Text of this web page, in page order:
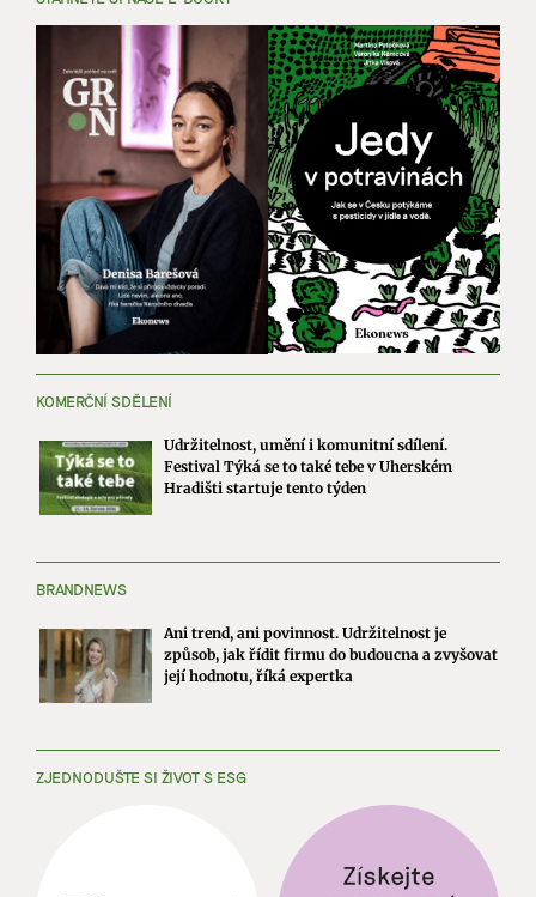
KOMERČNÍ SDĚLENÍ
Udržitelnost, umění i komunitní sdílení.
Festival Týká se to také tebe v Uherském
Hradišti startuje tento týden
BRANDNEWS
Ani trend, ani povinnost. Udržitelnost je
způsob, jak řídit firmu do budoucna a zvyšovat
její hodnotu, říká expertka
ZJEDNODUŠTE SI ŽIVOT S ESG